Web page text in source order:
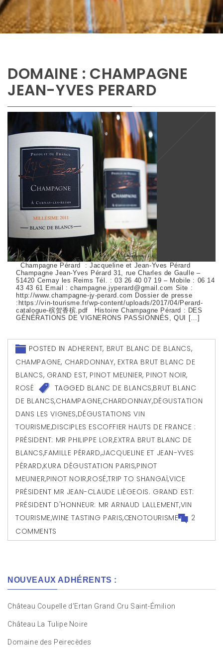
DOMAINE : CHAMPAGNE
JEAN-YVES PERARD
Champagne Pérard : Jacqueline et Jean-Yves Pérard
Champagne Jean-Yves Pérard 31, rue Charles de Gaulle –
51420 Cernay les Reims Tél. : 03 26 40 07 19 – Mobile : 06 14
43 43 61 Email : champagne.jyperard@gmail.com Site :
http://www.champagne-jy-perard.com Dossier de presse
:https://vin-tourisme.fr/wp-content/uploads/2017/04/Perard-
catalogue-槟贺香槟.pdf Histoire Champagne Pérard : DES
GÉNÉRATIONS DE VIGNERONS PASSIONNÉS, QUI […]
POSTED IN ADHERENT, BRUT BLANC DE BLANCS,
CHAMPAGNE, CHARDONNAY, EXTRA BRUT BLANC DE
BLANCS, GRAND EST, PINOT MEUNIER, PINOT NOIR,
ROSÉ
TAGGED BLANC DE BLANCS,BRUT BLANC
DE BLANCS,CHAMPAGNE,CHARDONNAY,DÉGUSTATION
DANS LES VIGNES,DÉGUSTATIONS VIN
TOURISME,DISCIPLES ESCOFFIER HAUTS DE FRANCE :
PRÉSIDENT: MR PHILIPPE LOR,EXTRA BRUT BLANC DE
BLANCS,FAMILLE PÉRARD,JACQUELINE ET JEAN-YVES
PÉRARD,KURA DÉGUSTATION PARIS,PINOT
MEUNIER,PINOT NOIR,ROSÉ,TRIP TO SHANGAÏ,VICE
PRÉSIDENT MR JEAN-CLAUDE LIÈGEOIS. GRAND EST:
PRÉSIDENT D'HONNEUR: MR ARNAUD LALLEMENT,VIN
TOURISME,WINE TASTING PARIS,ŒNOTOURISME
2
COMMENTS
NOUVEAUX ADHÉRENTS :
Château Coupelle d’Ertan Grand Cru Saint-Émilion
Château La Tulipe Noire
Domaine des Peirecèdes